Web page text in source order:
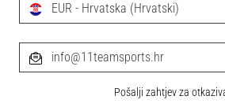
Prikaži
sve
EUR - Hrvatska (Hrvatski)
info@11teamsports.hr
Pošalji zahtjev za